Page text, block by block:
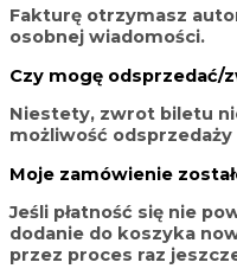
Fakturę otrzymasz
osobnej wiadomości.
Czy mogę odsprzedać/
Niestety, zwrot biletu
możliwość
Moje zamówienie
Jeśli płatność się nie
dodanie do koszyka
przez proces raz